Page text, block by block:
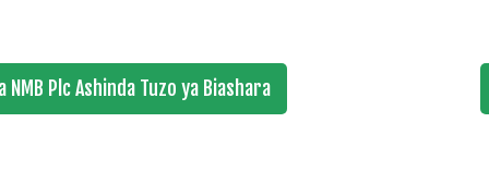
Plc Ashinda Tuzo ya Biashara